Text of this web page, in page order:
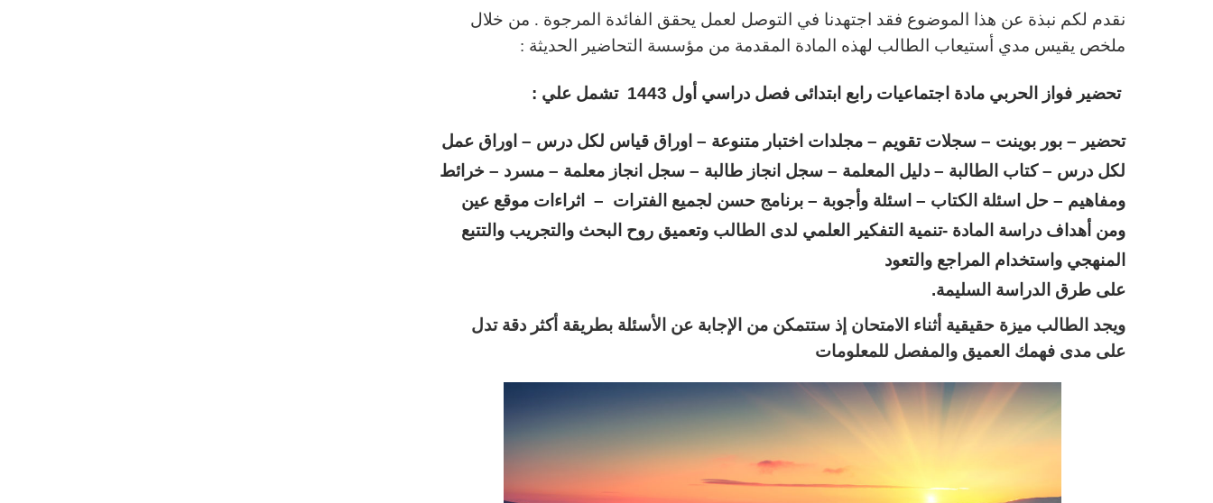
نقدم لكم نبذة عن هذا الموضوع فقد اجتهدنا في التوصل لعمل يحقق الفائدة المرجوة . من خلال
ملخص يقيس مدي أستيعاب الطالب لهذه المادة المقدمة من مؤسسة التحاضير الحديثة :
تحضير فواز الحربي مادة اجتماعيات رابع ابتدائى فصل دراسي أول 1443 تشمل علي :
تحضير – بور بوينت – سجلات تقويم – مجلدات اختبار متنوعة – اوراق قياس لكل درس – اوراق عمل
لكل درس – كتاب الطالبة – دليل المعلمة – سجل انجاز طالبة – سجل انجاز معلمة – مسرد – خرائط
ومفاهيم – حل اسئلة الكتاب – اسئلة وأجوبة – برنامج حسن لجميع الفترات – اثراءات موقع عين
ومن أهداف دراسة المادة -تنمية التفكير العلمي لدى الطالب وتعميق روح البحث والتجريب والتتبع
المنهجي واستخدام المراجع والتعود
على طرق الدراسة السليمة.
ويجد الطالب ميزة حقيقية أثناء الامتحان إذ ستتمكن من الإجابة عن الأسئلة بطريقة أكثر دقة تدل
على مدى فهمك العميق والمفصل للمعلومات